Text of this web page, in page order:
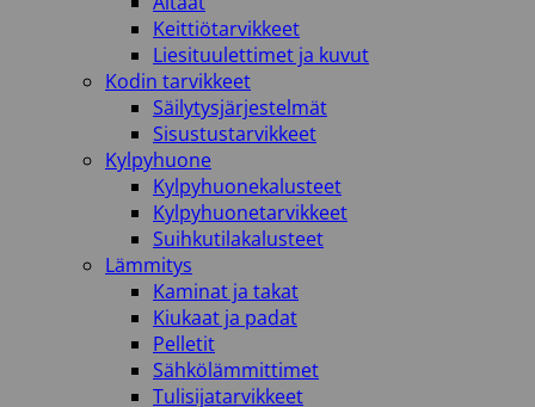
Keittiötarvikkeet
Liesituulettimet ja kuvut
Kodin tarvikkeet
Säilytysjärjestelmät
Sisustustarvikkeet
Kylpyhuone
Kylpyhuonekalusteet
Kylpyhuonetarvikkeet
Suihkutilakalusteet
Lämmitys
Kaminat ja takat
Kiukaat ja padat
Pelletit
Sähkölämmittimet
Tulisijatarvikkeet